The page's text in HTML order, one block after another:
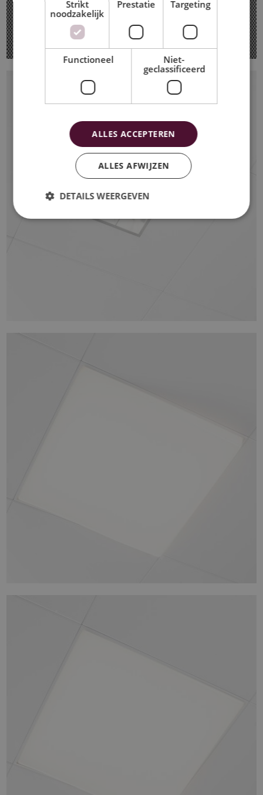
Strikt
noodzakelijk
Prestatie Targeting
Functioneel
Niet-
geclassificeerd
ALLES ACCEPTEREN
ALLES AFWIJZEN
DETAILS WEERGEVEN